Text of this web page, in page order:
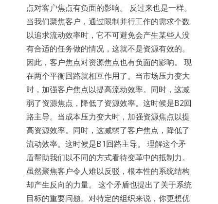
点对客户焦点有负面的影响。 反过来也是一样。
当我们聚焦客户，通过限制并行工作的需求个数
以追求流动效率时，它不可避免会产生某些人没
有合适的任务做的情况，这就不是资源有效的。
因此，客户焦点对资源焦点也有负面的影响。 现
在两个平衡回路就相互作用了。当市场压力变大
时，加强客户焦点以提高流动效率。同时，这减
弱了资源焦点，降低了资源效率。这时候是B2回
路主导。当成本压力变大时，加强资源焦点以提
高资源效率。同时，这减弱了客户焦点，降低了
流动效率。这时候是B1回路主导。 理解这个矛
盾帮助我们以不同的方式看待变革中的抵制力。
虽然聚焦客户令人难以反驳，根本性的系统结构
却产生反向的力量。 这个矛盾也提出了关于系统
目标的重要问题。对特定的组织来说，你更想优